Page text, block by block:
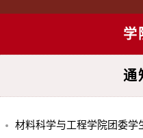
学
通
材料科学与工程学院团委学生会开展"